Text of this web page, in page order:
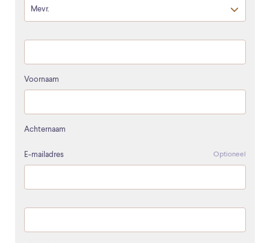
Voornaam
Achternaam
E-mailadres Optioneel